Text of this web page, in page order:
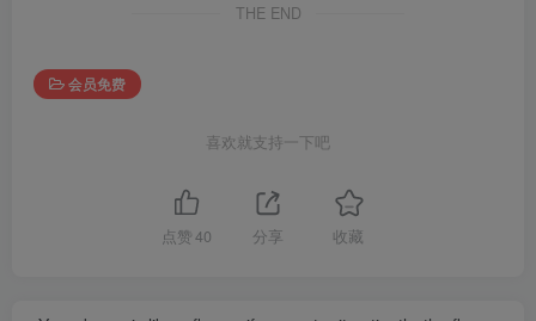
THE END
会员免费
喜欢就支持一下吧
点赞 40 分享 收藏